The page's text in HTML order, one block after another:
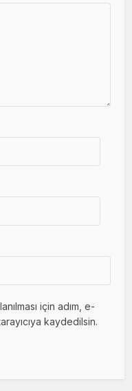
için adım, e-
kaydedilsin.